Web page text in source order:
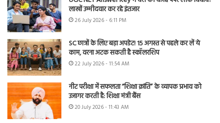
लाखों उम्मीदवार कर रहे इंतजार
26 July 2026 - 6:11 PM
SC छात्रों के लिए बड़ा अपडेट! 15 अगस्त से पहले कर लें ये
काम, वरना अटक सकती है स्कॉलरशिप
22 July 2026 - 11:54 AM
नीट परीक्षा में सफलता “शिक्षा क्रांति” के व्यापक प्रभाव को
उजागर करती है: शिक्षा मंत्री बैंस
20 July 2026 - 11:43 AM